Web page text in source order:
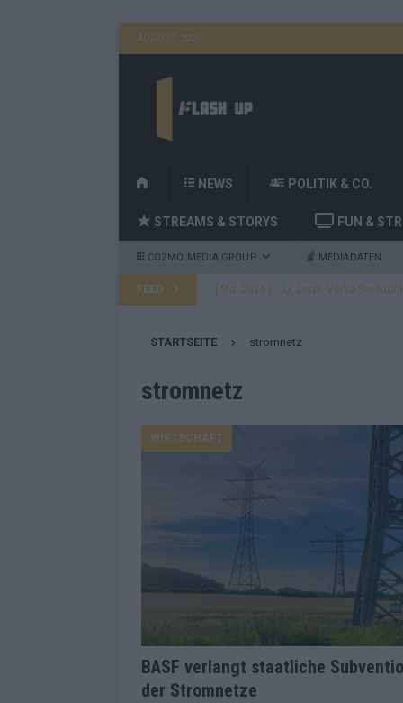
AUGUST 2026
H
M
E
NEWS POLITIK & CO.
STREAMS & STORYS FUN &
COZMO MEDIA GROUP MEDIADATEN
FEED [ Mai 2026 ] JJ, Lordi, Verka
[ Mai 2026 ]
[ Mai 2026 ] „Douze Points“ – wie
[ Mai 2026 ] Das ESC-Finale ist
JJ hat den Abend
[ Mai 2026 ] ESC-Halbfinale 2: Das
Monaco, Sallys Café,
[ Mai 2026 ]
STARTSEITE stromnetz
stromnetz
WIRTSCHAFT
BASF verlangt staatliche
der Stromnetze